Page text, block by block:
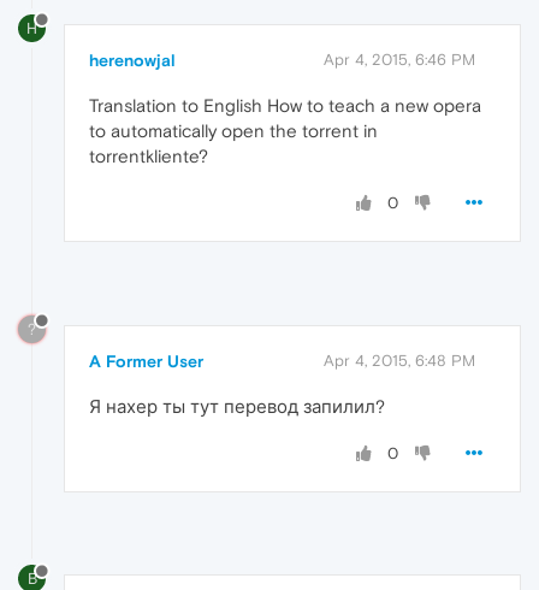
H
herenowjal Apr 4, 2015, 6:46 PM
Translation to English How to teach a new opera
to automatically open the torrent in
torrentkliente?
0
?
A Former User Apr 4, 2015, 6:48 PM
Я нахер ты тут перевод запилил?
0
B